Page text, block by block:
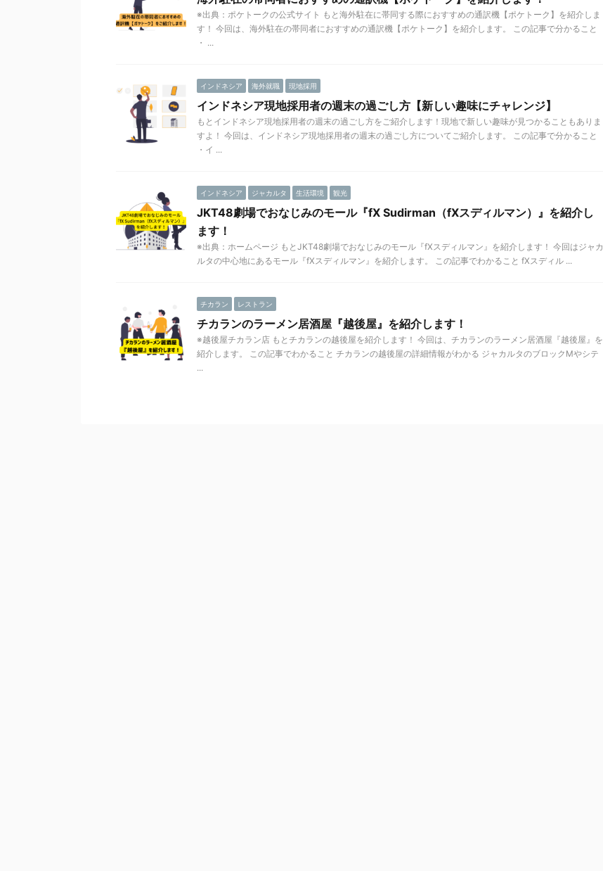
※出典：ポケトークの公式サイト もと海外駐在に帯同する際におすすめの通訳機【ポケトーク】を紹介しま
す！ 今回は、海外駐在の帯同者におすすめの通訳機【ポケトーク】を紹介します。 この記事で分かること
・ ...
インドネシア 海外就職 現地採用
インドネシア現地採用者の週末の過ごし方【新しい趣味にチャレンジ】
もとインドネシア現地採用者の週末の過ごし方をご紹介します！現地で新しい趣味が見つかることもありま
すよ！ 今回は、インドネシア現地採用者の週末の過ごし方についてご紹介します。 この記事で分かること
・イ ...
インドネシア ジャカルタ 生活環境 観光
JKT48劇場でおなじみのモール『fX Sudirman（fXスディルマン）』を紹介し
ます！
※出典：ホームページ もとJKT48劇場でおなじみのモール『fXスディルマン』を紹介します！ 今回はジャカ
ルタの中心地にあるモール『fXスディルマン』を紹介します。 この記事でわかること fXスディル ...
チカラン レストラン
チカランのラーメン居酒屋『越後屋』を紹介します！
※越後屋チカラン店 もとチカランの越後屋を紹介します！ 今回は、チカランのラーメン居酒屋『越後屋』を
紹介します。 この記事でわかること チカランの越後屋の詳細情報がわかる ジャカルタのブロックMやシテ
...